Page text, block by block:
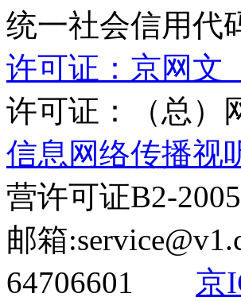
统一社会信用代
许可证：京网文
许可证：（总）
信息网络传播视
营许可证B2-
邮箱
64706601 京